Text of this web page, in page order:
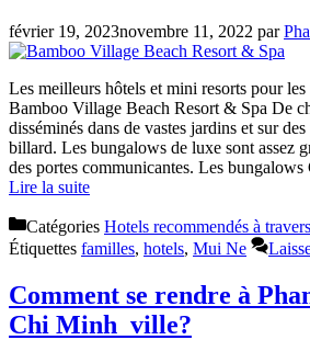
février 19, 2023novembre 11, 2022 par
Les meilleurs hôtels et mini resorts pour
Bamboo Village Beach Resort & Spa De
disséminés dans de vastes jardins et sur
billard. Les bungalows de luxe sont assez
des portes communicantes. Les
Lire la suite
Catégories Hotels recommendés à
Étiquettes familles, hotels, Mui Ne
Comment se rendre à
Chi Minh ville?